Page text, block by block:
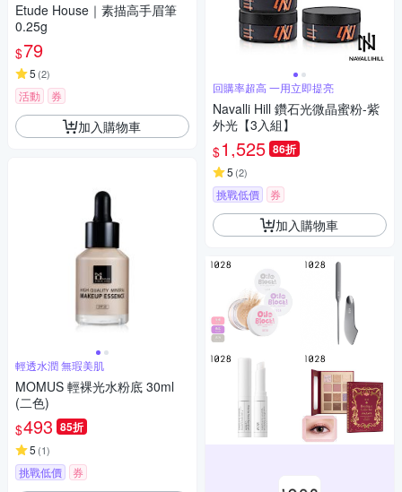
Etude House｜素描高手眉筆
0.25g
$79
5 (2)
活動 券
加入購物車
輕透水潤 無瑕美肌
MOMUS 輕裸光水粉底 30ml
(二色)
$493 85折
5 (1)
挑戰低價 券
回購率超高 一用立即提亮
Navalli Hill 鑽石光微晶蜜粉-紫
外光【3入組】
$1,525 86折
5 (2)
挑戰低價 券
加入購物車